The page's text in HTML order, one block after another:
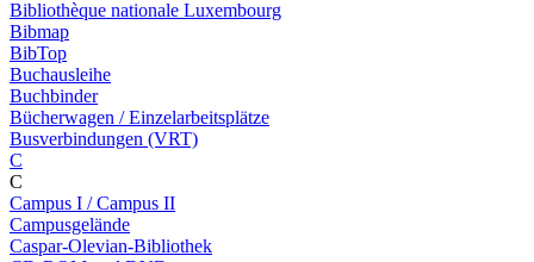
Bibliothèque nationale Luxembourg
Bibmap
BibTop
Buchausleihe
Buchbinder
Bücherwagen / Einzelarbeitsplätze
Busverbindungen (VRT)
C
C
Campus I / Campus II
Campusgelände
Caspar-Olevian-Bibliothek